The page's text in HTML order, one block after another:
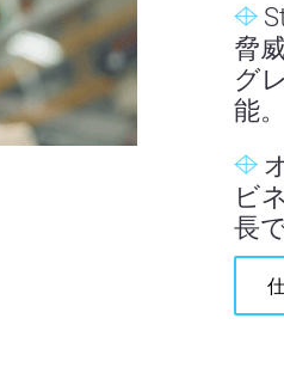
脅
グ
能。
ビ
長